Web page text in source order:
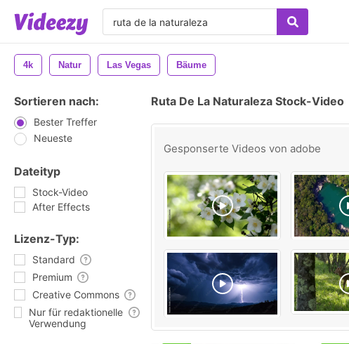
4k Natur Las Vegas Bäume
Sortieren nach:
Bester Treffer
Neueste
Dateityp
Stock-Video
After Effects
Lizenz-Typ:
Standard
Premium
Creative Commons
Nur für redaktionelle
Verwendung
Ruta De La Naturaleza Stock-Video
Gesponserte Videos von adobe